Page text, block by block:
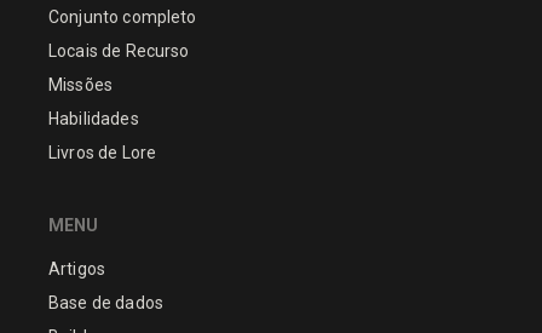
Conjunto completo
Locais de Recurso
Missões
Habilidades
Livros de Lore
MENU
Artigos
Base de dados